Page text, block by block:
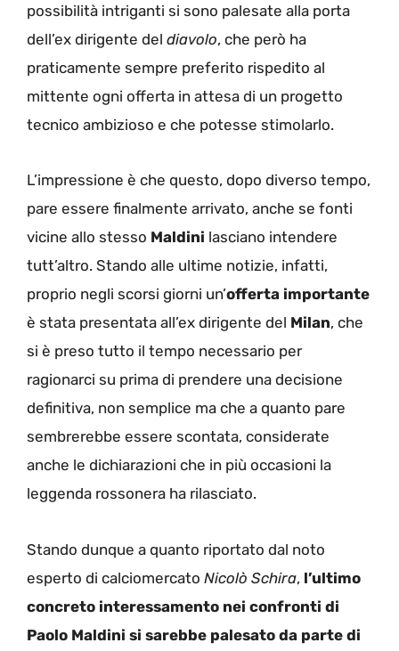
possibilità intriganti si sono palesate alla porta
dell’ex dirigente del diavolo, che però ha
praticamente sempre preferito rispedito al
mittente ogni offerta in attesa di un progetto
tecnico ambizioso e che potesse stimolarlo.
L’impressione è che questo, dopo diverso tempo,
pare essere finalmente arrivato, anche se fonti
vicine allo stesso Maldini lasciano intendere
tutt’altro. Stando alle ultime notizie, infatti,
proprio negli scorsi giorni un’offerta importante
è stata presentata all’ex dirigente del Milan, che
si è preso tutto il tempo necessario per
ragionarci su prima di prendere una decisione
definitiva, non semplice ma che a quanto pare
sembrerebbe essere scontata, considerate
anche le dichiarazioni che in più occasioni la
leggenda rossonera ha rilasciato.
Stando dunque a quanto riportato dal noto
esperto di calciomercato Nicolò Schira, l’ultimo
concreto interessamento nei confronti di
Paolo Maldini si sarebbe palesato da parte di